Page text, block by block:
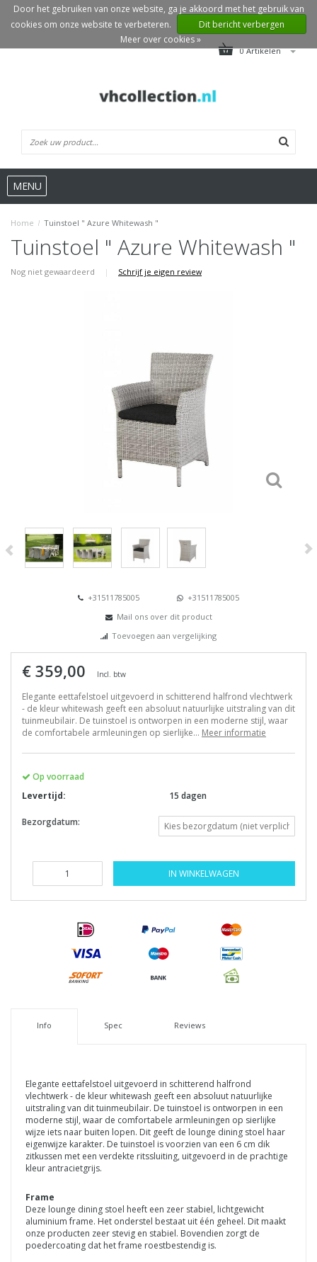
0 Artikelen
MENU
Home / Tuinstoel " Azure Whitewash "
Tuinstoel " Azure Whitewash "
Nog niet gewaardeerd | Schrijf je eigen review
+31511785005
+31511785005
Mail ons over dit product
Toevoegen aan vergelijking
€ 359,00 Incl. btw
Elegante eettafelstoel uitgevoerd in schitterend halfrond vlechtwerk
- de kleur whitewash geeft een absoluut natuurlijke uitstraling van dit
tuinmeubilair. De tuinstoel is ontworpen in een moderne stijl, waar
de comfortabele armleuningen op sierlijke... Meer informatie
Op voorraad
Levertijd:
15 dagen
Bezorgdatum:
IN WINKELWAGEN
Info Spec Reviews
Elegante eettafelstoel uitgevoerd in schitterend halfrond
vlechtwerk - de kleur whitewash geeft een absoluut natuurlijke
uitstraling van dit tuinmeubilair. De tuinstoel is ontworpen in een
moderne stijl, waar de comfortabele armleuningen op sierlijke
wijze iets naar buiten lopen. Dit geeft de lounge dining stoel haar
eigenwijze karakter. De tuinstoel is voorzien van een 6 cm dik
zitkussen met een verdekte ritssluiting, uitgevoerd in de prachtige
kleur antracietgrijs.
Frame
Deze lounge dining stoel heeft een zeer stabiel, lichtgewicht
aluminium frame. Het onderstel bestaat uit één geheel. Dit maakt
onze producten zeer stevig en stabiel. Bovendien zorgt de
poedercoating dat het frame roestbestendig is.
Door het gebruiken van onze website, ga je akkoord met het gebruik van
cookies om onze website te verbeteren.
Dit bericht verbergen
Meer over cookies »